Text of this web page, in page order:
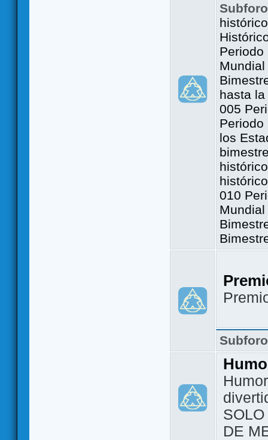
Periodo
hasta
005
Periodo
los
010
DE